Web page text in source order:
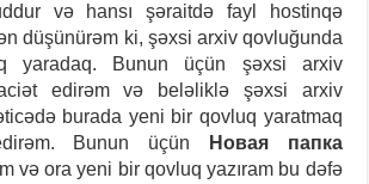
və hansı şəraitdə fayl hostinqə
düşünürəm ki, şəxsi arxiv qovluğunda
yaradaq. Bunun üçün şəxsi arxiv
edirəm və beləliklə şəxsi arxiv
burada yeni bir qovluq yaratmaq
Bunun üçün
Новая папка
və ora yeni bir qovluq yazıram bu dəfə